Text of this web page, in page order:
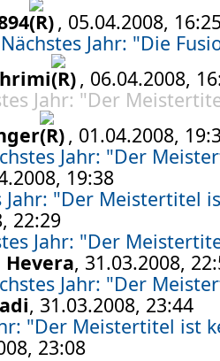
, 05.04.2008,
Nächstes Jahr: "Die
, 06.04.2008,
Jahr: "Der
, 01.04.2008,
Jahr: "Der
19:38
Jahr: "Der Meistertitel
22:29
Jahr: "Der
Hevera, 31.03.2008,
Jahr: "Der
, 31.03.2008, 23:44
"Der Meistertitel ist
23:08